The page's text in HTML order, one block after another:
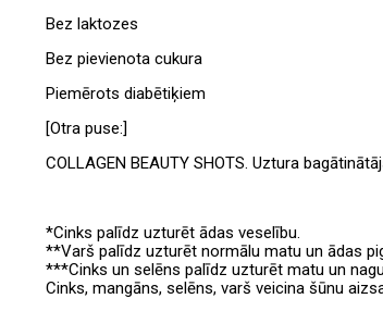
Bez laktozes
Bez pievienota cukura
Piemērots diabētiķiem
[Otra puse:]
COLLAGEN BEAUTY SHOTS. Uztura
*Cinks palīdz uzturēt ādas veselību.
**Varš palīdz uzturēt normālu matu un ādas
***Cinks un selēns palīdz uzturēt matu un
Cinks, mangāns, selēns, varš veicina šūnu